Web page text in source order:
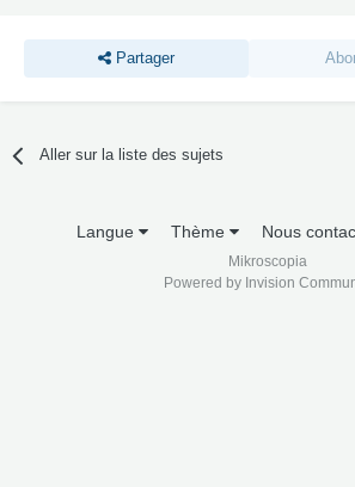
Partager
Aller sur la liste des sujets
Langue Thème Nous
Mikroscopia
Powered by Invision